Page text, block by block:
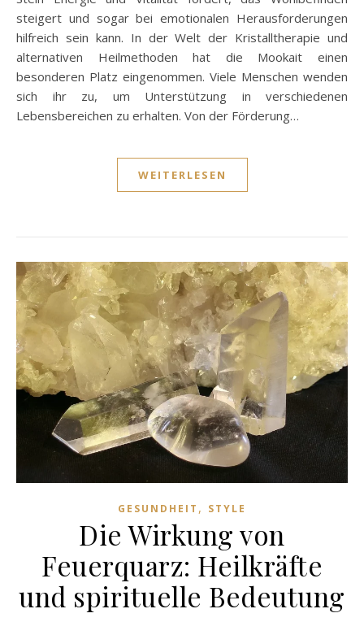
steigert und sogar bei emotionalen Herausforderungen
hilfreich sein kann. In der Welt der Kristalltherapie und
alternativen Heilmethoden hat die Mookait einen
besonderen Platz eingenommen. Viele Menschen wenden
sich ihr zu, um Unterstützung in verschiedenen
Lebensbereichen zu erhalten. Von der Förderung…
WEITERLESEN
GESUNDHEIT , STYLE
Die Wirkung von
Feuerquarz: Heilkräfte
und spirituelle Bedeutung